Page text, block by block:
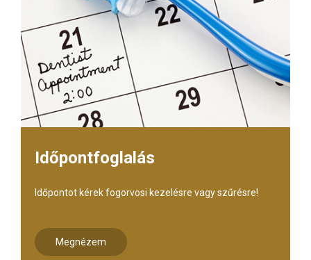
Időpontfoglalás
Időpontot kérek fogorvosi kezelésre vagy szűrésre!
Megnézem